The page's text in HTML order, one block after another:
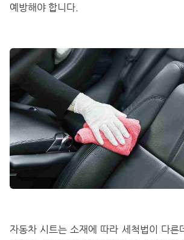
예방해야 합니다.
자동차 시트는 소재에 따라 세척법이 다른